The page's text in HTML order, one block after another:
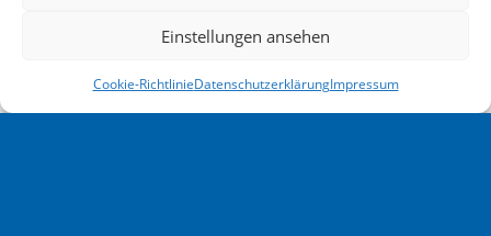
Einstellungen ansehen
Cookie-RichtlinieDatenschutzerklärungImpressum
Urheberrechtes bedürfen der schriftlichen
Erstellers. Downloads und Kopien dieser Seite
sind nur für den privaten, nicht kommerziellen